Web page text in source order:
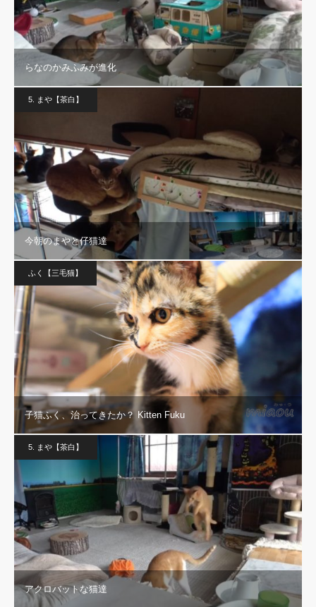
らなのかみふみが進化
5. まや【茶白】
今朝のまやと仔猫達
ふく【三毛猫】
子猫ふく、治ってきたか？ Kitten Fuku
5. まや【茶白】
アクロバットな猫達